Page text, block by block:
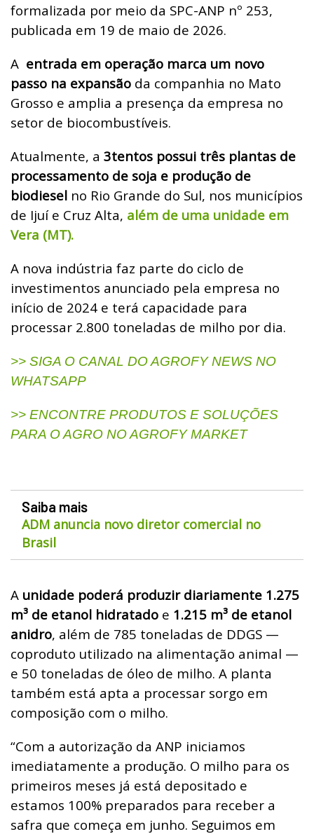
formalizada por meio da SPC-ANP nº 253,
publicada em 19 de maio de 2026.
A entrada em operação marca um novo
passo na expansão da companhia no Mato
Grosso e amplia a presença da empresa no
setor de biocombustíveis.
Atualmente, a 3tentos possui três plantas de
processamento de soja e produção de
biodiesel no Rio Grande do Sul, nos municípios
de Ijuí e Cruz Alta, além de uma unidade em
Vera (MT).
A nova indústria faz parte do ciclo de
investimentos anunciado pela empresa no
início de 2024 e terá capacidade para
processar 2.800 toneladas de milho por dia.
>> SIGA O CANAL DO AGROFY NEWS NO
WHATSAPP
>> ENCONTRE PRODUTOS E SOLUÇÕES
PARA O AGRO NO AGROFY MARKET
Saiba mais
ADM anuncia novo diretor comercial no
Brasil
A unidade poderá produzir diariamente 1.275
m³ de etanol hidratado e 1.215 m³ de etanol
anidro, além de 785 toneladas de DDGS —
coproduto utilizado na alimentação animal —
e 50 toneladas de óleo de milho. A planta
também está apta a processar sorgo em
composição com o milho.
“Com a autorização da ANP iniciamos
imediatamente a produção. O milho para os
primeiros meses já está depositado e
estamos 100% preparados para receber a
safra que começa em junho. Seguimos em